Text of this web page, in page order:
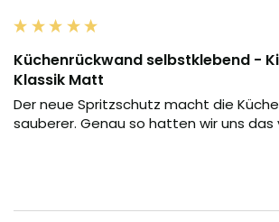
Küchenrückwand selbstklebend -
Klassik Matt
Der neue Spritzschutz macht die
sauberer. Genau so hatten wir uns